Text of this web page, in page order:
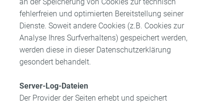
fehlerfreien und optimierten Bereitstellung seiner
Dienste. Soweit andere Cookies (z.B. Cookies zur
Analyse Ihres Surfverhaltens) gespeichert werden,
werden diese in dieser Datenschutzerklärung
gesondert behandelt.
Server-Log-Dateien
Der Provider der Seiten erhebt und speichert